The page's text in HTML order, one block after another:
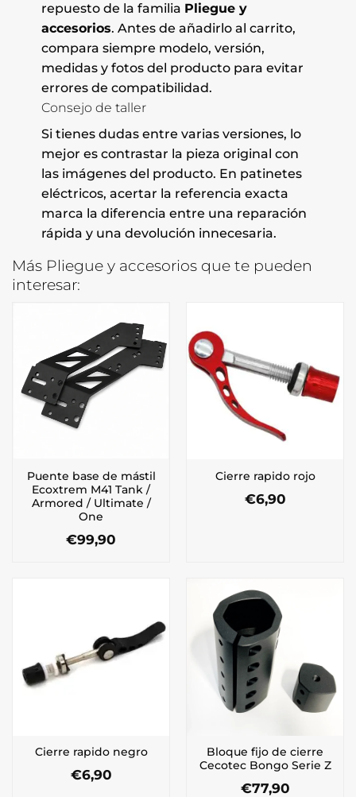
repuesto de la familia Pliegue y
accesorios. Antes de añadirlo al carrito,
compara siempre modelo, versión,
medidas y fotos del producto para evitar
errores de compatibilidad.
Consejo de taller
Si tienes dudas entre varias versiones, lo
mejor es contrastar la pieza original con
las imágenes del producto. En patinetes
eléctricos, acertar la referencia exacta
marca la diferencia entre una reparación
rápida y una devolución innecesaria.
Más Pliegue y accesorios que te pueden
interesar:
Puente base de mástil
Ecoxtrem M41 Tank /
Armored / Ultimate /
One
€99,90
Cierre rapido rojo
€6,90
Cierre rapido negro
€6,90
Bloque fijo de cierre
Cecotec Bongo Serie Z
€77,90